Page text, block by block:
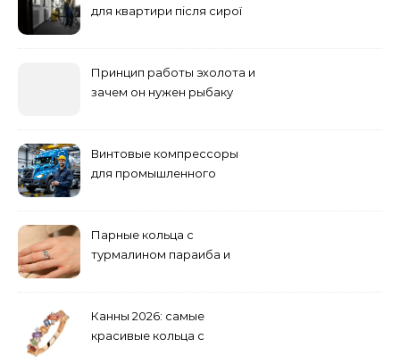
для квартири після сирої
Принцип работы эхолота и
зачем он нужен рыбаку
Винтовые компрессоры
для промышленного
Парные кольца с
турмалином параиба и
Канны 2026: самые
красивые кольца с